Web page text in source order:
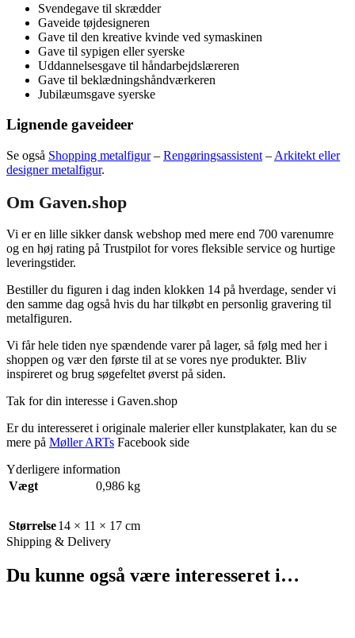
Svendegave til skrædder
Gaveide tøjdesigneren
Gave til den kreative kvinde ved symaskinen
Gave til sypigen eller syerske
Uddannelsesgave til håndarbejdslæreren
Gave til beklædningshåndværkeren
Jubilæumsgave syerske
Lignende gaveideer
Se også Shopping metalfigur– Rengøringsassistent – Arkitekt eller
designer metalfigur.
Om Gaven.shop
Vi er en lille sikker dansk webshop med mere end 700 varenumre
og en høj rating på Trustpilot for vores fleksible service og hurtige
leveringstider.
Bestiller du figuren i dag inden klokken 14 på hverdage, sender vi
den samme dag også hvis du har tilkøbt en personlig gravering til
metalfiguren.
Vi får hele tiden nye spændende varer på lager, så følg med her i
shoppen og vær den første til at se vores nye produkter. Bliv
inspireret og brug søgefeltet øverst på siden.
Tak for din interesse i Gaven.shop
Er du interesseret i originale malerier eller kunstplakater, kan du se
mere på Møller ARTs Facebook side
Yderligere information
Vægt
0,986 kg
Størrelse14 × 11 × 17 cm
Shipping & Delivery
Du kunne også være interesseret i…